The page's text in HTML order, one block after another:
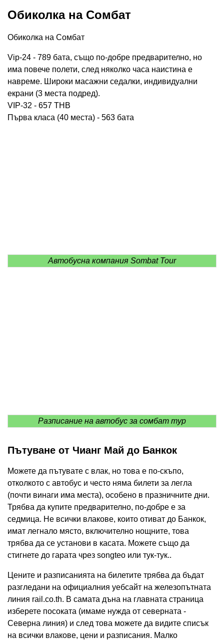
Обиколка на Сомбат
Обиколка на Сомбат
Vip-24 - 789 бата, също по-добре предварително, но
има повече полети, след няколко часа наистина е
навреме. Широки масажни седалки, индивидуални
екрани (3 места подред).
VIP-32 - 657 THB
Първа класа (40 места) - 563 бата
Автобусна компания Sombat Tour
Разписание на автобус за сомбат тур
Пътуване от Чианг Май до Банкок
Можете да пътувате с влак, но това е по-скъпо,
отколкото с автобус и често няма билети за легла
(почти винаги има места), особено в празничните дни.
Трябва да купите предварително, по-добре е за
седмица. Не всички влакове, които отиват до Банкок,
имат легнало място, включително нощните, това
трябва да се установи в касата. Можете също да
стигнете до гарата чрез songteo или тук-тук..
Цените и разписанията на билетите трябва да бъдат
разгледани на официалния уебсайт на железопътната
линия rail.co.th. В самата дъна на главната страница
изберете посоката (имаме нужда от северната -
Северна линия) и след това можете да видите списък
на всички влакове, цени и разписания. Малко